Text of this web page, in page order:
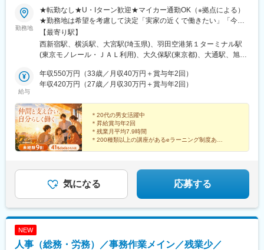
体ではなく事業戦略全体を踏まえた提案ができます。戦略立案だ
けでなく実行や改善まで携われる点が特徴です。
■求人魅力
・Web制作ではなく経営課題の整理や戦略策定など最上流工程に
挑戦できます。
・大手BtoB企業を中心に多様な業界案件へ携われ、提案力やコン
サルティング力を磨けます。
・戦略提案からプロジェクト推進、公開後改善まで一気通貫で担
当でき、PM経験をさらに上流へ発展させられます。
変更の範囲：会社の定める業務
勤務地
★転勤なし★U・Iターン歓迎★マイカー通勤OK（※拠点による）
★勤務地は希望を考慮して決定「実家の近くで働きたい」「今の
生活圏を変えたくない」そんな希望も相談OKです。地元に戻って
の就職・転職も応援します！生活スタイルが変わって、勤務エリ
アを変えたいという相談も可能です！■北海道・東北：北海道・青
南関東：東京・神奈川・埼玉・千葉■中部：岐阜・愛知・静岡・石
川・新潟・長野・富山・福井・三重■近畿：滋賀・大阪・兵庫・奈
香川・愛媛■九州：福岡・長崎・大分・熊本・宮崎・鹿児島・沖縄
【最寄り駅】
西新宿駅、横浜駅、大宮駅(埼玉県)、羽田空港第１ターミナル駅
(東京モノレール・ＪＡＬ利用)、大久保駅(東京都)、大通駅、旭川
亀島駅、新浜松駅、新潟駅、新静岡駅、三島広小路駅、北鉄金沢
駅、長野駅、電気ビル前駅、福井駅、北新地駅、姫路駅、なんば
神南駅、眉山ロープウェイ山麓駅、浦添前田駅、通町筋駅、宮崎
駅、渋谷駅、新宿駅、新宿三丁目駅、池袋駅、吉祥寺駅、町田
駅、八王子駅、立川駅、新横浜駅、川崎駅、座間駅、相模原駅、
藤沢駅、海老名駅(相模線)、浦和駅、さいたま新都心駅、川口駅、
上尾駅、新座駅、熊谷駅、春日部駅、千葉中央駅、千葉みなと
駅、伊勢崎駅、前橋駅、世良田駅、桐生駅、栃木駅、小山駅、札
幌駅、函館駅、小樽駅、千歳駅(北海道)、青森駅、一ノ関駅、遠野
駅、久慈駅、水沢駅、秋田駅、横手駅、あおば通駅、泉中央駅、
岡県)、大場駅、西金沢駅、松任駅、野々市工大前駅、小松駅、亀
給与
年収550万円（33歳／月収40万円＋賞与年2回）
年収420万円（27歳／月収30万円＋賞与年2回）
＊20代の男女活躍中
＊昇給賞与年2回
＊残業月平均7.9時間
＊200種類以上の講座があるeラーニング制度あり
それぞれの個性を活かしながら、
のびのびと働いています！
気になる 応募する
NEW
人事（総務・労務）／事務作業メイン／残業少／